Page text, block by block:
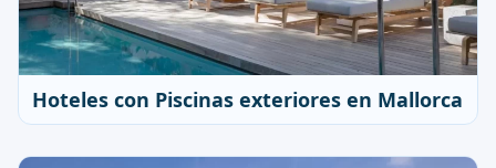
Hoteles con Piscinas exteriores en Mallorca